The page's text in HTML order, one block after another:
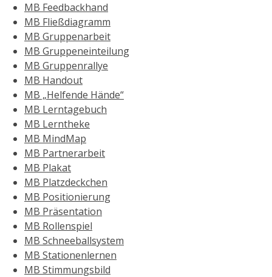
MB Feedbackhand
MB Fließdiagramm
MB Gruppenarbeit
MB Gruppeneinteilung
MB Gruppenrallye
MB Handout
MB „Helfende Hände“
MB Lerntagebuch
MB Lerntheke
MB MindMap
MB Partnerarbeit
MB Plakat
MB Platzdeckchen
MB Positionierung
MB Präsentation
MB Rollenspiel
MB Schneeballsystem
MB Stationenlernen
MB Stimmungsbild